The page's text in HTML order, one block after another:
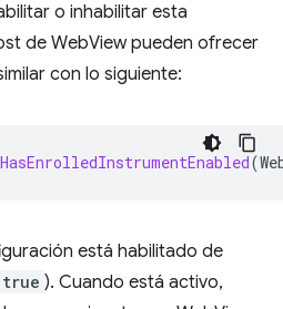
o inhabilitar esta
de WebView pueden ofrecer
con lo siguiente:
(
está habilitado de
true ). Cuando está activo,